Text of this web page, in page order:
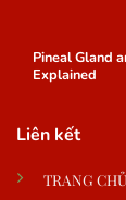
Pineal Gland
Explained
Liên kết
TRANG CHỦ